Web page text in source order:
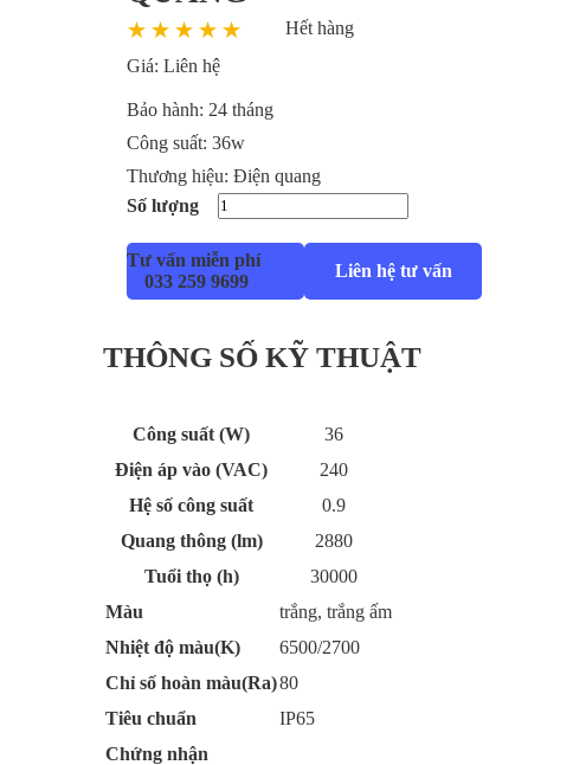
Hết hàng
Giá: Liên hệ
Bảo hành: 24 tháng
Công suất: 36w
Thương hiệu: Điện quang
Số lượng
Tư vấn miễn phí
033 259 9699
Liên hệ tư vấn
THÔNG SỐ KỸ THUẬT
Công suất (W)
36
Điện áp vào (VAC)
240
Hệ số công suất
0.9
Quang thông (lm)
2880
Tuổi thọ (h)
30000
Màu
trắng, trắng ấm
Nhiệt độ màu(K)
6500/2700
Chỉ số hoàn màu(Ra)80
Tiêu chuẩn
IP65
Chứng nhận